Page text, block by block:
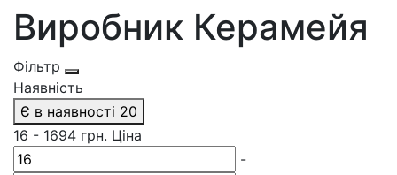
Виробник Керамейя
Фільтр
Наявність
Є в наявності 20
16 - 1694 грн. Ціна
-